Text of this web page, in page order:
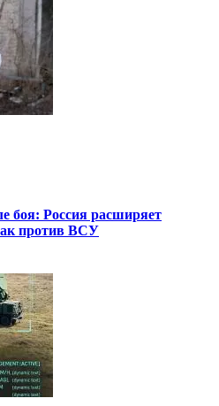
боя: Россия расширяет
против ВСУ